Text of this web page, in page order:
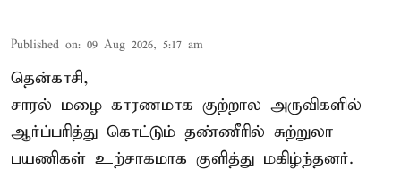
Published on: 09 Aug 2026, 5:17 am
தென்காசி,
சாரல் மழை காரணமாக குற்றால அருவிகளில்
ஆர்ப்பரித்து கொட்டும் தண்ணீரில் சுற்றுலா
பயணிகள் உற்சாகமாக குளித்து மகிழ்ந்தனர்.